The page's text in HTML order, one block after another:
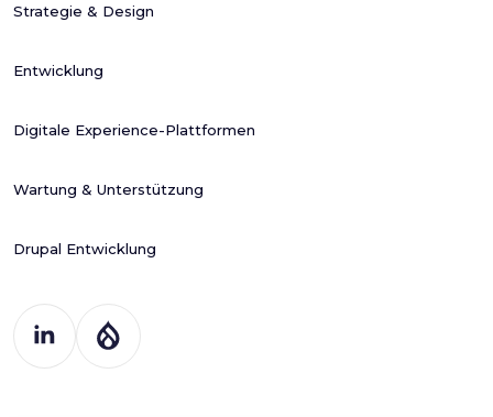
Strategie & Design
Entwicklung
Digitale Experience-Plattformen
Wartung & Unterstützung
Drupal Entwicklung